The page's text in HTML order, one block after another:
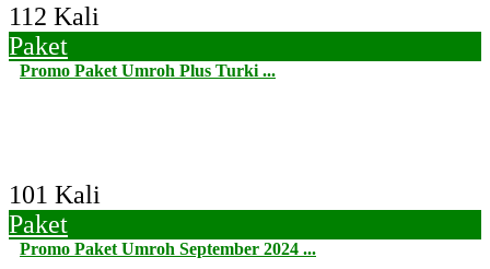
112 Kali
Paket
Promo Paket Umroh Plus Turki ...
101 Kali
Paket
Promo Paket Umroh September 2024 ...